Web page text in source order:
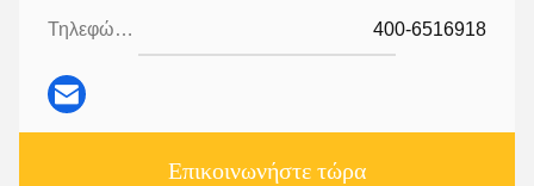
Τηλεφώνημα: 400-6516918
Επικοινωνήστε τώρα